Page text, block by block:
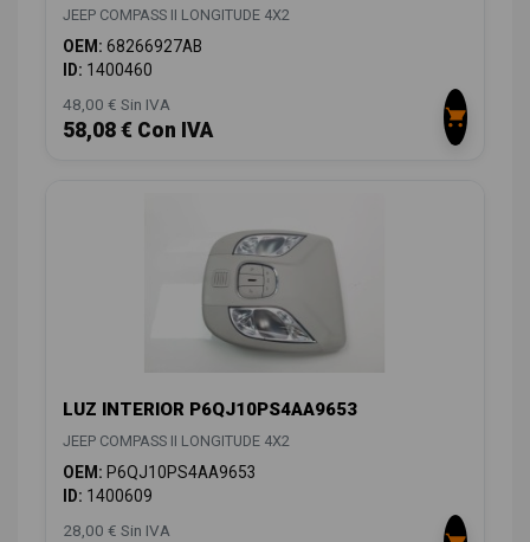
JEEP COMPASS II LONGITUDE 4X2
OEM: 68266927AB
ID: 1400460
48,00 € Sin IVA
58,08 € Con IVA
LUZ INTERIOR P6QJ10PS4AA9653
JEEP COMPASS II LONGITUDE 4X2
OEM: P6QJ10PS4AA9653
ID: 1400609
28,00 € Sin IVA